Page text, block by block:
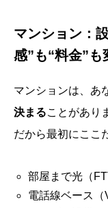
マンション：
感”も“料金”も
マンションは、あ
決まることがあり
だから最初にここ
部屋まで光（
電話線ベース